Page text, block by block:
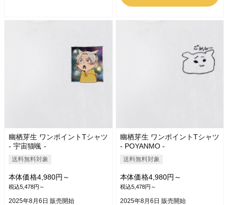
幽栖芽生 ワンポイントTシャツ
- 宇宙猫颯 -
送料無料対象
本体価格4,980円～
税込5,478円～
2025年8月6日 販売開始
幽栖芽生 ワンポイントTシャツ
- POYANMO -
送料無料対象
本体価格4,980円～
税込5,478円～
2025年8月6日 販売開始